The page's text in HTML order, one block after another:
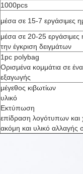
1000pcs
μέσα σε 15-7 εργάσιμες
μέσα σε 20-25 εργάσιμες
την έγκριση δειγμάτων
1pc polybag
Ορισμένα κομμάτια σε
εξαγωγής
μέγεθος κιβωτίων
υλικό
Εκτύπωση
επίδραση λογότυπων
ακόμη και υλικό αλλαγής